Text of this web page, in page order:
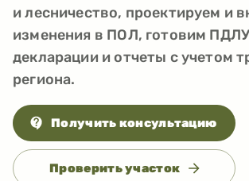
и лесничество, проектируем и
изменения в ПОЛ, готовим
декларации и отчеты с учетом
региона.
Получить консультацию
Проверить участок